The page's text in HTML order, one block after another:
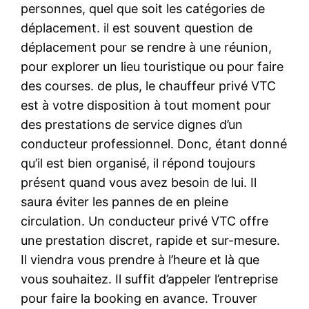
personnes, quel que soit les catégories de
déplacement. il est souvent question de
déplacement pour se rendre à une réunion,
pour explorer un lieu touristique ou pour faire
des courses. de plus, le chauffeur privé VTC
est à votre disposition à tout moment pour
des prestations de service dignes d’un
conducteur professionnel. Donc, étant donné
qu’il est bien organisé, il répond toujours
présent quand vous avez besoin de lui. Il
saura éviter les pannes de en pleine
circulation. Un conducteur privé VTC offre
une prestation discret, rapide et sur-mesure.
Il viendra vous prendre à l’heure et là que
vous souhaitez. Il suffit d’appeler l’entreprise
pour faire la booking en avance. Trouver